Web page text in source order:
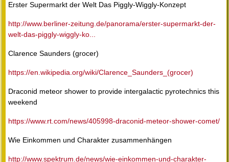
Erster Supermarkt der Welt Das Piggly-Wiggly-Konzept
http://www.berliner-zeitung.de/panorama/erster-supermarkt-der-
welt-das-piggly-wiggly-ko...
Clarence Saunders (grocer)
https://en.wikipedia.org/wiki/Clarence_Saunders_(grocer)
Draconid meteor shower to provide intergalactic pyrotechnics this
weekend
https://www.rt.com/news/405998-draconid-meteor-shower-comet/
Wie Einkommen und Charakter zusammenhängen
http://www.spektrum.de/news/wie-einkommen-und-charakter-